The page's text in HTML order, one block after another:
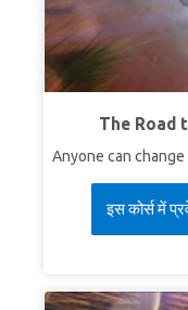
The Road
Anyone can change
इस कोर्स में